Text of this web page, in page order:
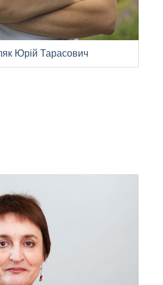
Юрій Тарасович